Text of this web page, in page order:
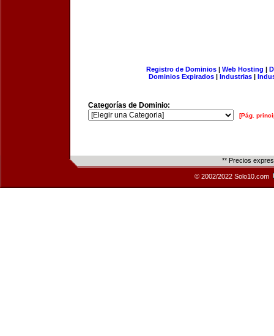
Registro de Dominios| Web Hosting |
Dominios Expirados | Industrias |
Categorías de Dominio:
[Pág.
** Precios
© 2002/2022 Solo10.com